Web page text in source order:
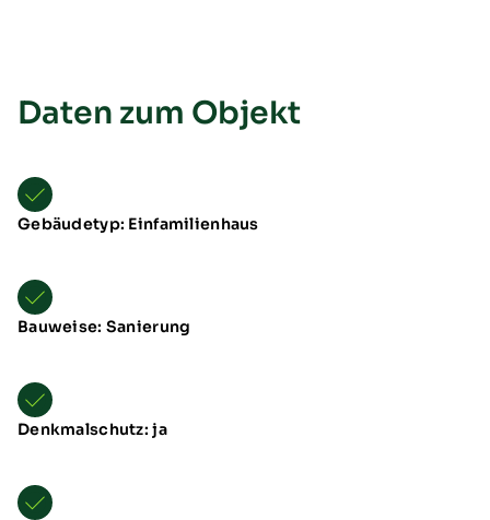
Neuheiten
Schulungen & Seminare
Messen & Events
Downloads
TTL Aufstellarten
Daten zum Objekt
Gebäudetyp: Einfamilienhaus
Bauweise: Sanierung
Denkmalschutz: ja